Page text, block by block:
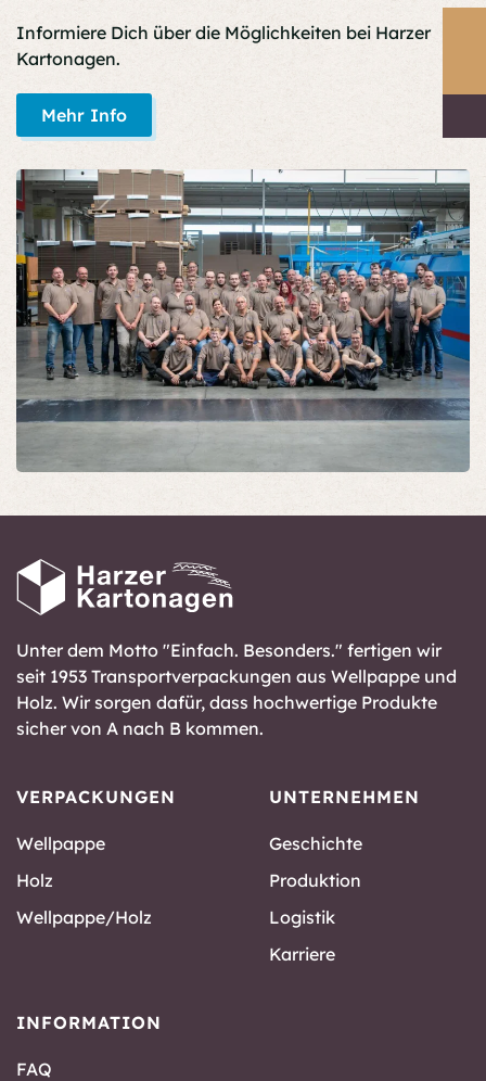
Informiere Dich über die Möglichkeiten bei Harzer
Kartonagen.
Mehr Info
Unter dem Motto "Einfach. Besonders." fertigen wir
seit 1953 Transportverpackungen aus Wellpappe und
Holz. Wir sorgen dafür, dass hochwertige Produkte
sicher von A nach B kommen.
VERPACKUNGEN
Wellpappe
Holz
Wellpappe/Holz
UNTERNEHMEN
Geschichte
Produktion
Logistik
Karriere
INFORMATION
FAQ